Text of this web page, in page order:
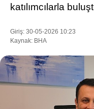
EĞİTİM
katılımcılarla
Giriş: 30-05-2026 10:23
Kaynak: BHA